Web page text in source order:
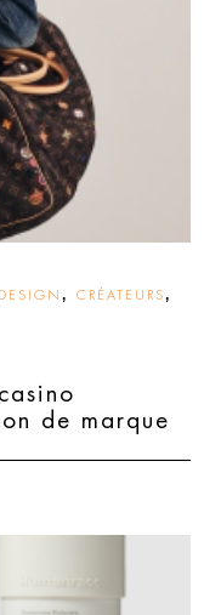
DESIGN , CRÉATEURS,
de marque